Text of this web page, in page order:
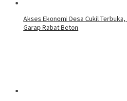
Akses Ekonomi Desa Cukil
Garap Rabat Beton